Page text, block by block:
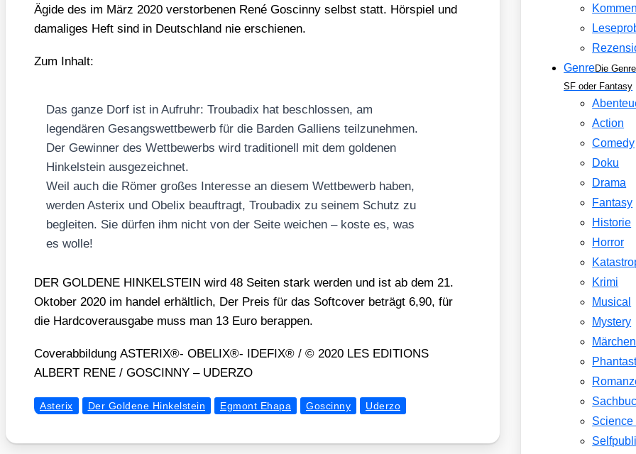
Ägi­de des im März 2020 ver­stor­be­nen René Gos­cin­ny selbst statt. Hör­spiel und
dama­li­ges Heft sind in Deutsch­land nie erschie­nen.
Zum Inhalt:
Das gan­ze Dorf ist in Auf­ruhr: Trou­ba­dix hat beschlos­sen, am
legen­dä­ren Gesangs­wett­be­werb für die Bar­den Gal­li­ens teil­zu­neh­men.
Der Gewin­ner des Wett­be­werbs wird tra­di­tio­nell mit dem gol­de­nen
Hin­kel­stein aus­ge­zeich­net.
Weil auch die Römer gro­ßes Inter­es­se an die­sem Wett­be­werb haben,
wer­den Aste­rix und Obe­lix beauf­tragt, Trou­ba­dix zu sei­nem Schutz zu
beglei­ten. Sie dür­fen ihm nicht von der Sei­te wei­chen – kos­te es, was
es wol­le!
DER GOLDENE HINKELSTEIN wird 48 Sei­ten stark wer­den und ist ab dem 21.
Okto­ber 2020 im han­del erhält­lich, Der Preis für das Soft­co­ver beträgt 6,90, für
die Hard­co­ver­aus­ga­be muss man 13 Euro berap­pen.
Cover­ab­bil­dung ASTERIX®- OBELIX®- IDEFIX® /​ © 2020 LES EDITIONS
ALBERT RENE /​ GOSCINNY – UDERZO
Asterix Der Goldene Hinkelstein Egmont Ehapa Goscinny Uderzo
GenreDie
SF oder Fantasy
Action
Comedy
Doku
Drama
Fantasy
Historie
Horror
Krimi
Musical
Mystery
Märchen
Science